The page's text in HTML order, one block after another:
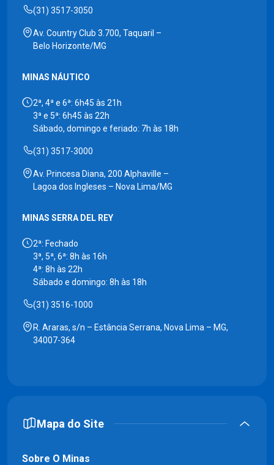
(31) 3517-3050
Av. Country Club 3.700, Taquaril –
Belo Horizonte/MG
MINAS NÁUTICO
2ª, 4ª e 6ª: 6h45 às 21h
3ª e 5ª: 6h45 às 22h
Sábado, domingo e feriado: 7h às 18h
(31) 3517-3000
Av. Princesa Diana, 200 Alphaville –
Lagoa dos Ingleses – Nova Lima/MG
MINAS SERRA DEL REY
2ª: Fechado
3ª, 5ª, 6ª: 8h às 16h
4ª: 8h às 22h
Sábado e domingo: 8h às 18h
(31) 3516-1000
R. Araras, s/n – Estância Serrana, Nova Lima – MG,
34007-364
Mapa do Site
Sobre O Minas